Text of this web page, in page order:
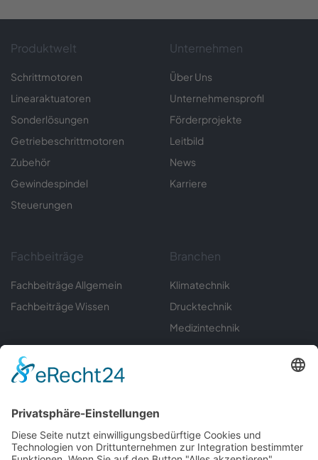
Produktwelt
Schrittmotoren
Linearaktuatoren
Sonderlösungen
Getriebeschrittmotoren
Zubehör
Gewindespindel
Steuerungen
Unternehmen
Über Uns
Unternehmensprofil
Förderprojekte
Leitbild
News
Karriere
Fachbeiträge
Fachbeiträge Allgemein
Fachbeiträge Wissen
Branchen
Klimatechnik
Drucktechnik
Medizintechnik
Sondermaschinenbau
Gerätebau